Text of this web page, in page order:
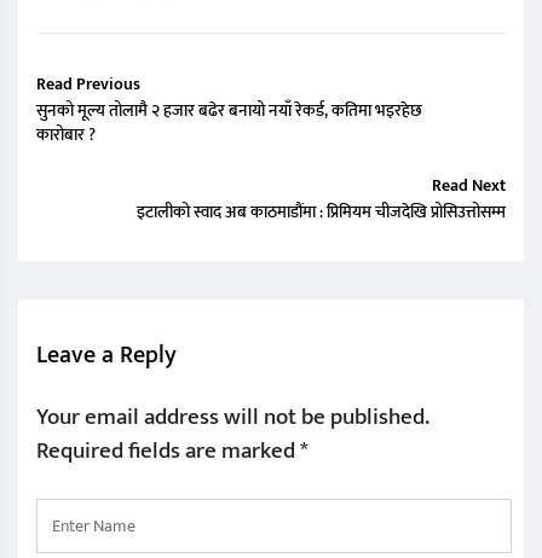
Read Previous
सुनको मूल्य तोलामै २ हजार बढेर बनायो नयाँ रेकर्ड, कतिमा भइरहेछ
कारोबार ?
Read Next
इटालीको स्वाद अब काठमाडौंमा : प्रिमियम चीजदेखि प्रोसिउत्तोसम्म
Leave a Reply
Your email address will not be published.
Required fields are marked*